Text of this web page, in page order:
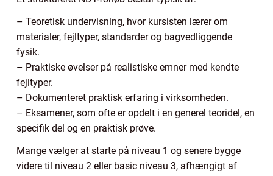
– Teoretisk undervisning, hvor kursisten lærer om
materialer, fejltyper, standarder og bagvedliggende
fysik.
– Praktiske øvelser på realistiske emner med kendte
fejltyper.
– Dokumenteret praktisk erfaring i virksomheden.
– Eksamener, som ofte er opdelt i en generel teoridel, en
specifik del og en praktisk prøve.
Mange vælger at starte på niveau 1 og senere bygge
videre til niveau 2 eller basic niveau 3, afhængigt af